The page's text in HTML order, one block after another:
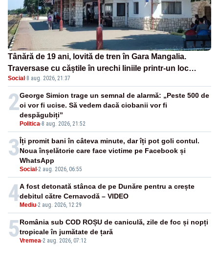
Tânără de 19 ani, lovită de tren în Gara Mangalia.
Traversase cu căștile în urechi liniile printr-un loc
nepermis
Social ·8 aug. 2026, 21:37
2
Politica-8 aug. 2026, 21:52
George Simion trage un semnal de alarmă: „Peste 500 de
oi vor fi ucise. Să vedem dacă ciobanii vor fi
despăgubiți”
3
Social -2 aug. 2026, 06:55
Îți promit bani în câteva minute, dar îți pot goli contul.
Noua înșelătorie care face victime pe Facebook și
WhatsApp
4 Mediu-2 aug. 2026, 12:29
A fost detonată stânca de pe Dunăre pentru a crește
debitul către Cernavodă – VIDEO
5Vremea-2 aug. 2026, 07:12
România sub COD ROȘU de caniculă, zile de foc și nopți
tropicale în jumătate de țară